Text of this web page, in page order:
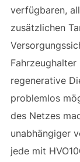
verfügbaren,
zusätzlichen
regenerative
problemlos
des Netzes
unabhängiger
jede mit